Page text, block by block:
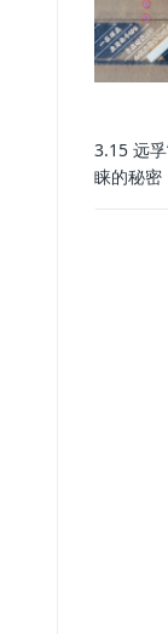
3.15 远
睐的秘密